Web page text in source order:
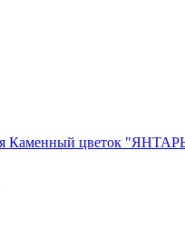
Каменный цветок